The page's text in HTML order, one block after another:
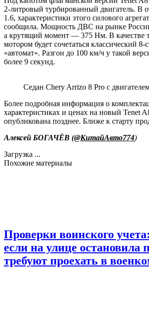
2-литровый турбированный двигатель. В
1.6, характеристики этого силового
сообщила. Мощность ДВС на рынке
а крутящий момент — 375 Нм. В качестве
мотором будет сочетаться классический 8-
«автомат». Разгон до 100 км/ч у такой
более 9 секунд.
Седан Chery Arrizo 8 Pro с
Более подробная информация о
характеристиках и ценах на новый Tenet
опубликована позднее. Ближе к старту
Алексей БОГАЧЁВ (@КитайАвто774)
Загрузка ...
Похожие материалы
Проверки воинского
если на улице остановила
требуют проехать в